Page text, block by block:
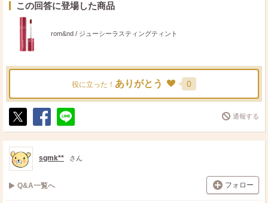
この回答に登場した商品
rom&nd / ジューシーラスティングティント
役に立った！ ありがとう 0
ポ
ス
ト
シ
ェ
送
る
通報する
sgmk** さん
Q&A一覧へ フォロー